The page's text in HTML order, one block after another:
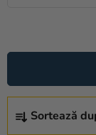
Noutate
Cadouri
E
Sortează
I
S
T
Ă